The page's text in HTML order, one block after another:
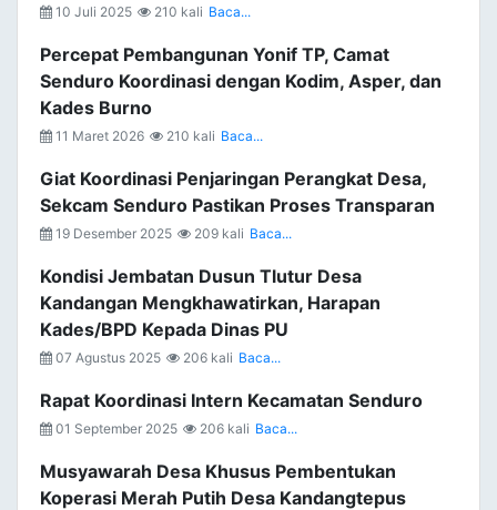
10 Juli 2025 210 kali Baca...
Percepat Pembangunan Yonif TP, Camat
Senduro Koordinasi dengan Kodim, Asper, dan
Kades Burno
11 Maret 2026 210 kali Baca...
Giat Koordinasi Penjaringan Perangkat Desa,
Sekcam Senduro Pastikan Proses Transparan
19 Desember 2025 209 kali Baca...
Kondisi Jembatan Dusun Tlutur Desa
Kandangan Mengkhawatirkan, Harapan
Kades/BPD Kepada Dinas PU
07 Agustus 2025 206 kali Baca...
Rapat Koordinasi Intern Kecamatan Senduro
01 September 2025 206 kali Baca...
Musyawarah Desa Khusus Pembentukan
Koperasi Merah Putih Desa Kandangtepus